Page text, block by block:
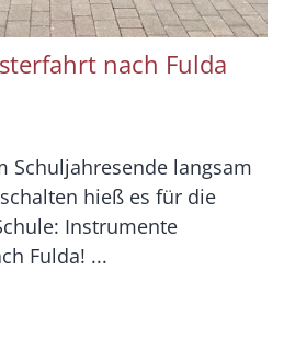
nach Fulda
Schuljahresende langsam
hieß es für die
Instrumente
Fulda! ...